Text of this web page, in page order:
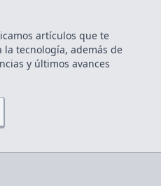
artículos que te
la tecnología, además de
y últimos avances